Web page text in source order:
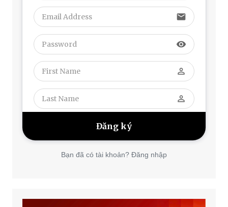
email
visibility
perm_identity
perm_identity
Bạn đã có tài khoản? Đăng nhập